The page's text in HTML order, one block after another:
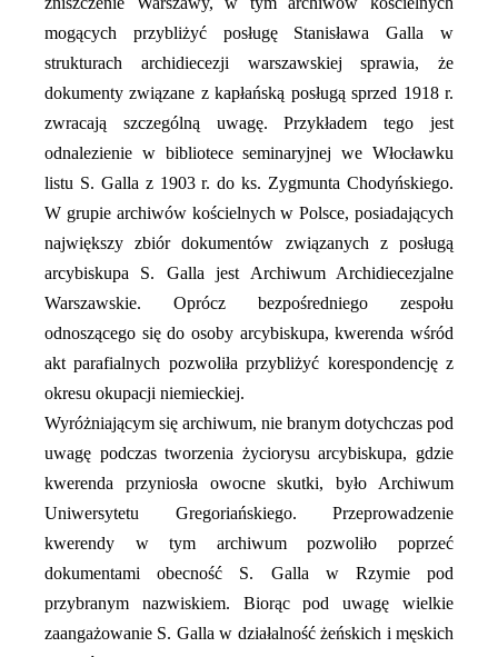
mogących przybliżyć posługę Stanisława Galla w
strukturach archidiecezji warszawskiej sprawia, że
dokumenty związane z kapłańską posługą sprzed 1918 r.
zwracają szczególną uwagę. Przykładem tego jest
odnalezienie w bibliotece seminaryjnej we Włocławku
listu S. Galla z 1903 r. do ks. Zygmunta Chodyńskiego.
W grupie archiwów kościelnych w Polsce, posiadających
największy zbiór dokumentów związanych z posługą
arcybiskupa S. Galla jest Archiwum Archidiecezjalne
Warszawskie. Oprócz bezpośredniego zespołu
odnoszącego się do osoby arcybiskupa, kwerenda wśród
akt parafialnych pozwoliła przybliżyć korespondencję z
okresu okupacji niemieckiej.
Wyróżniającym się archiwum, nie branym dotychczas pod
uwagę podczas tworzenia życiorysu arcybiskupa, gdzie
kwerenda przyniosła owocne skutki, było Archiwum
Uniwersytetu Gregoriańskiego. Przeprowadzenie
kwerendy w tym archiwum pozwoliło poprzeć
dokumentami obecność S. Galla w Rzymie pod
przybranym nazwiskiem. Biorąc pod uwagę wielkie
zaangażowanie S. Galla w działalność żeńskich i męskich